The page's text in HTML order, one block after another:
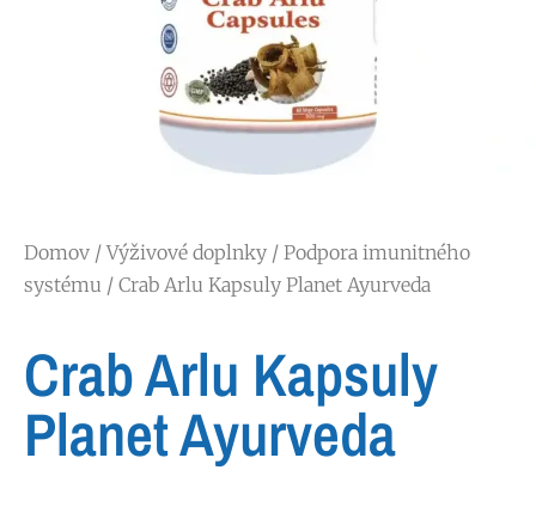
Domov /Výživové doplnky / Podpora imunitného
systému / Crab Arlu Kapsuly Planet Ayurveda
Crab Arlu Kapsuly
Planet Ayurveda